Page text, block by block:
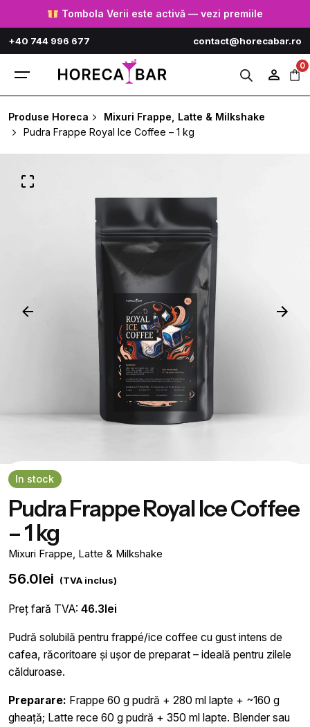
to
content
Tombola Verii este activă — vezi premiile
+40 744 996 677 contact@horecabar.ro
0
Produse Horeca
Mixuri Frappe, Latte & Milkshake
Pudra Frappe Royal Ice Coffee – 1 kg
In stock
Pudra Frappe Royal Ice Coffee
– 1 kg
Mixuri Frappe, Latte & Milkshake
56.0lei (TVA inclus)
Preț fară TVA: 46.3 lei
Pudră solubilă pentru frappé/ice coffee cu gust intens de
cafea, răcoritoare și ușor de preparat – ideală pentru zilele
călduroase.
Preparare: Frappe 60 g pudră + 280 ml lapte + ~160 g
gheață; Latte rece 60 g pudră + 350 ml lapte. Blender sau